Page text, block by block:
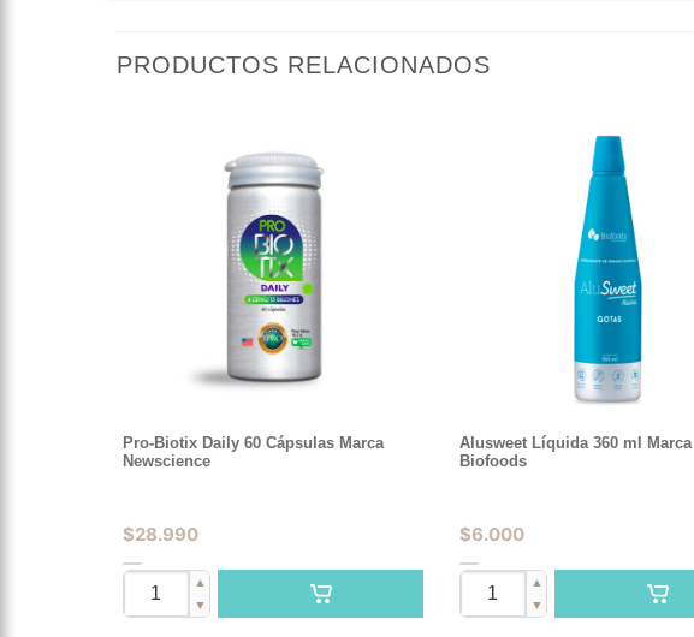
PRODUCTOS RELACIONADOS
Pro-Biotix Daily 60 Cápsulas Marca
Newscience
$28.990
▲
▼
Alusweet Líquida 360 ml Marca
Biofoods
$6.000
▲
▼